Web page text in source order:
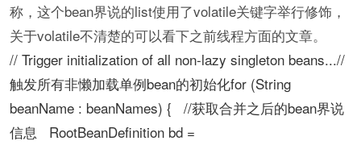
称，这个bean界说的list使用了volatile关键字举行修饰，
关于volatile不清楚的可以看下之前线程方面的文章。
// Trigger initialization of all non-lazy singleton beans...//
触发所有非懒加载单例bean的初始化for (String
beanName : beanNames) { //获取合并之后的bean界说
信息 RootBeanDefinition bd =